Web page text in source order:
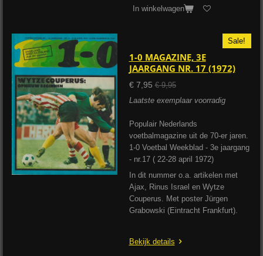
In winkelwagen
Sale!
1-0 MAGAZINE, 3E
JAARGANG NR. 17 (1972)
€ 7,95 € 9,95
Laatste exemplaar voorradig
Populair Nederlands
voetbalmagazine uit de 70-er jaren.
1-0 Voetbal Weekblad - 3e jaargang
- nr.17 ( 22-28 april 1972)
In dit nummer o.a. artikelen met
Ajax, Rinus Israel en Wytze
Couperus. Met poster Jürgen
Grabowski (Eintracht Frankfurt).
Bekijk details